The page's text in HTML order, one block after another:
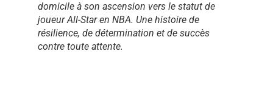
domicile à son ascension vers le statut de
joueur All-Star en NBA. Une histoire de
résilience, de détermination et de succès
contre toute attente.